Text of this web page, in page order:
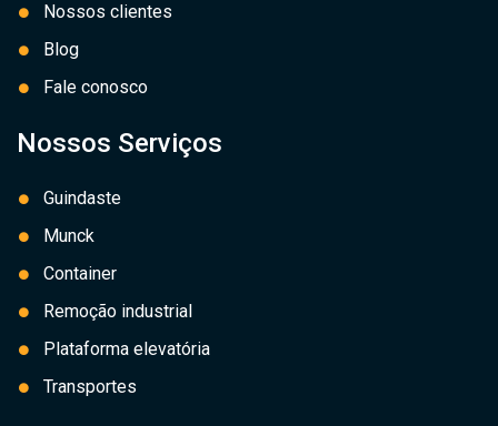
Nossos clientes
Blog
Fale conosco
Nossos Serviços
Guindaste
Munck
Container
Remoção industrial
Plataforma elevatória
Transportes